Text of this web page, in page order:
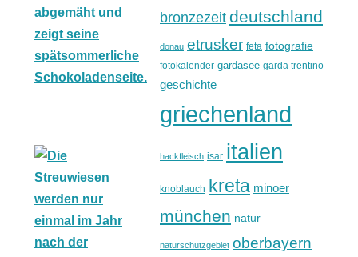
bronzezeit deutschland
donau etrusker feta fotografie
fotokalender gardasee garda trentino
geschichte
griechenland
hackfleisch isar italien
knoblauch kreta minoer
münchen natur
naturschutzgebiet oberbayern